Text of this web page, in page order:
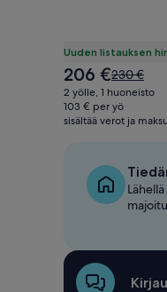
Uuden listauksen
Hinta
on
206 €
206 €Hinta
oli
230 €,
katso
230 €
2 yölle, 1 huoneisto
103 € per yö
sisältää verot ja